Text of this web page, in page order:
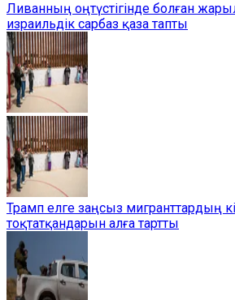
Ливанның оңтүстігінде болған
израильдік сарбаз қаза тапты
Трамп елге заңсыз мигранттардың
тоқтатқандарын алға тартты